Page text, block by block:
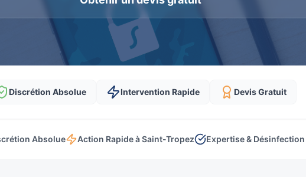
Discrétion Absolue Intervention Rapide Devis Gratuit
Absolue Action Rapide à Saint-Tropez Expertise & Désinfection